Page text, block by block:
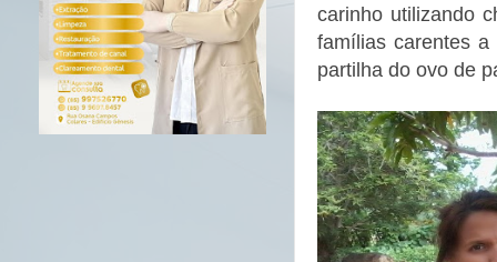
carinho utilizando
famílias carentes
partilha do ovo de